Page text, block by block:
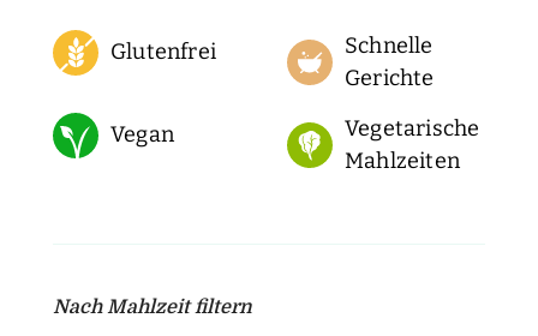
Glutenfrei
Schnelle
Gerichte
Vegan
Vegetarische
Mahlzeiten
Nach Mahlzeit filtern